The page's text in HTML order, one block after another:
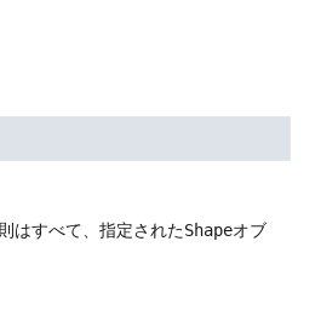
はすべて、指定されたShapeオブ